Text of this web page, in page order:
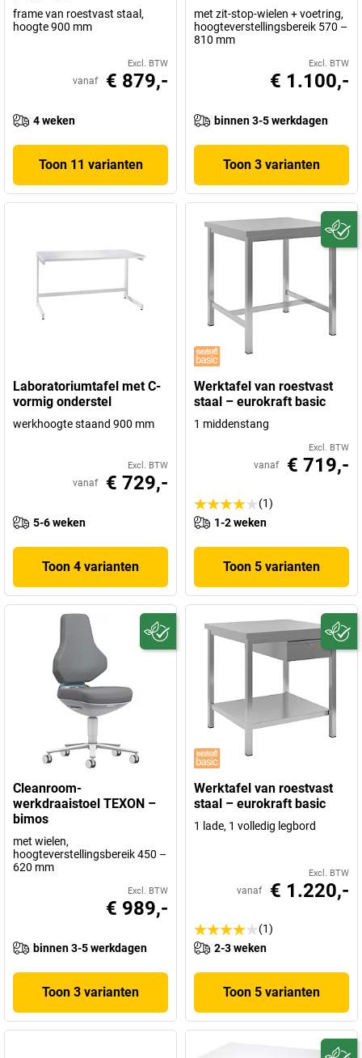
frame van roestvast staal,
hoogte 900 mm
Excl. BTW
vanaf € 879,-
4 weken
Toon 11 varianten
met zit-stop-wielen + voetring,
hoogteverstellingsbereik 570 –
810 mm
Excl. BTW
€ 1.100,-
binnen 3-5 werkdagen
Toon 3 varianten
Laboratoriumtafel met C-
vormig onderstel
werkhoogte staand 900 mm
Excl. BTW
vanaf € 729,-
5-6 weken
Toon 4 varianten
Werktafel van roestvast
staal – eurokraft basic
1 middenstang
Excl. BTW
vanaf € 719,-
(1)
1-2 weken
Toon 5 varianten
Cleanroom-
werkdraaistoel TEXON –
bimos
met wielen,
hoogteverstellingsbereik 450 –
620 mm
Excl. BTW
€ 989,-
binnen 3-5 werkdagen
Toon 3 varianten
Werktafel van roestvast
staal – eurokraft basic
1 lade, 1 volledig legbord
Excl. BTW
vanaf € 1.220,-
(1)
2-3 weken
Toon 5 varianten